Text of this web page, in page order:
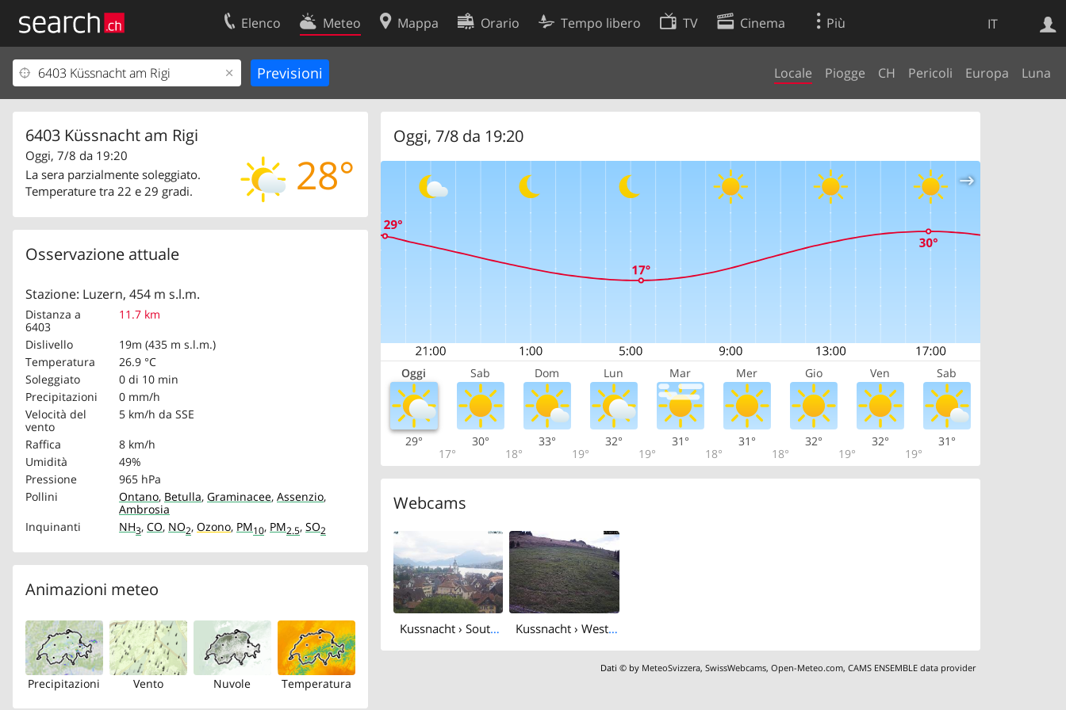
IT
Elenco Meteo Mappa Orario Tempo libero TV Cinema Più
Locale Piogge CH Pericoli Europa Luna
6403 Küssnacht am Rigi
28°
Oggi, 7/8 da 19:20
La sera parzialmente soleggiato.
Temperature tra 22 e 29 gradi.
Osservazione attuale
Stazione: Luzern, 454 m s.l.m.
Distanza a
6403
11.7 km
Dislivello
19m (435 m s.l.m.)
Temperatura
26.9 °C
Soleggiato
0 di 10 min
Precipitazioni
0 mm/h
Velocità del
vento
5 km/h da SSE
Raffica
8 km/h
Umidità
49%
Pressione
965 hPa
Pollini
Ontano, Betulla, Graminacee, Assenzio,
Ambrosia
Inquinanti
NH3, CO, NO2, Ozono, PM10, PM2.5, SO2
Animazioni meteo
Precipitazioni Vento Nuvole Temperatura
Oggi, 7/8 da 19:20
Oggi Sab Dom Lun Mar Mer Gio Ven Sab
29°
17°
30°
18°
33°
19°
32°
19°
31°
18°
31°
18°
32°
19°
32°
19°
31°
Webcams
Kussnacht › South-east: Küssnacht am Rigi - Lake Lucerne Kussnacht › West: Holderen
Dati © by MeteoSvizzera,SwissWebcams,Open-Meteo.com,CAMS ENSEMBLE data provider
Ricerca Web
Il vostro profolio
Area clienti
Contatti
Condizioni d’uso
Preferenze cookie